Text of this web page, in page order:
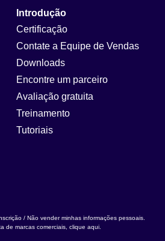
Introdução
Certificação
Contate a Equipe de Vendas
Downloads
Encontre um parceiro
Avaliação gratuita
Treinamento
Tutoriais
/ Não vender minhas informações pessoais
de marcas comerciais, clique aqui